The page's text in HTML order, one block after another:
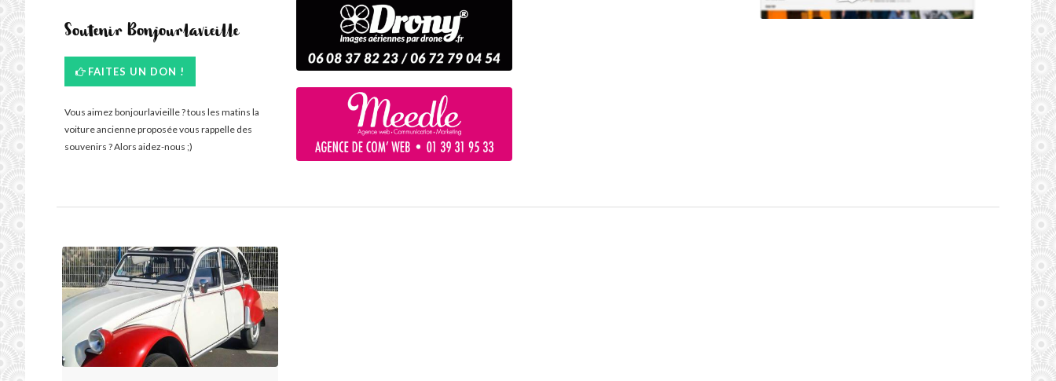
Soutenir Bonjourlavieille
FAITES UN DON !
Vous aimez bonjourlavieille ? tous les matins la
voiture ancienne proposée vous rappelle des
souvenirs ? Alors aidez-nous ;)